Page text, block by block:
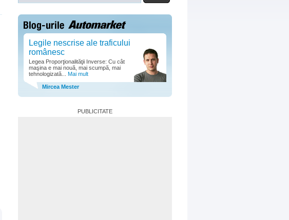
Legile nescrise ale traficului
românesc
Legea Proporţionalităţii Inverse: Cu cât
maşina e mai nouă, mai scumpă, mai
tehnologizată...
Mai mult
Mircea Mester
PUBLICITATE